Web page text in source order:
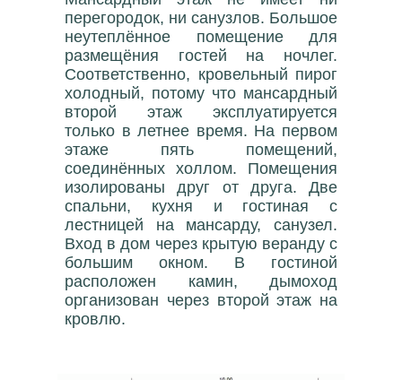
перегородок, ни санузлов. Большое
неутеплённое помещение для
размещёния гостей на ночлег.
Соответственно, кровельный пирог
холодный, потому что мансардный
второй этаж эксплуатируется
только в летнее время. На первом
этаже пять помещений,
соединённых холлом. Помещения
изолированы друг от друга. Две
спальни, кухня и гостиная с
лестницей на мансарду, санузел.
Вход в дом через крытую веранду с
большим окном. В гостиной
расположен камин, дымоход
организован через второй этаж на
кровлю.